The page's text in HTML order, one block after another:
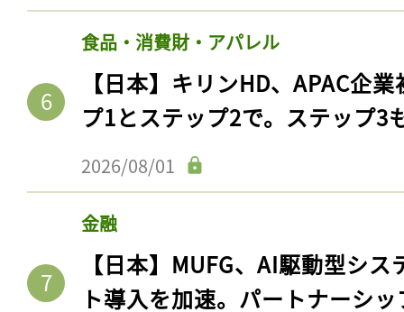
食品・消費財・アパレル
【日本】キリンHD、APAC企
プ1とステップ2で。ステップ3
2026/08/01
金融
【日本】MUFG、AI駆動型シ
ト導入を加速。パートナーシ